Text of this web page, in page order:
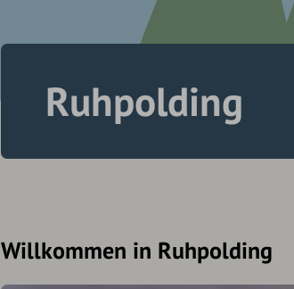
Ruhpolding
Willkommen in Ruhpolding